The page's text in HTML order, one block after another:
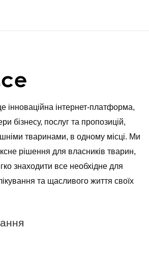
інноваційна інтернет-платформа,
бізнесу, послуг та пропозицій,
тваринами, в одному місці. Ми
рішення для власників тварин,
знаходити все необхідне для
та щасливого життя своїх